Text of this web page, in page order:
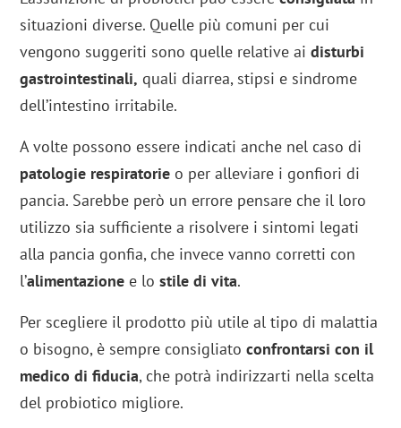
situazioni diverse. Quelle più comuni per cui
vengono suggeriti sono quelle relative aidisturbi
gastrointestinali, quali diarrea, stipsi e sindrome
dell’intestino irritabile.
A volte possono essere indicati anche nel caso di
patologie respiratorie o per alleviare i gonfiori di
pancia. Sarebbe però un errore pensare che il loro
utilizzo sia sufficiente a risolvere i sintomi legati
alla pancia gonfia, che invece vanno corretti con
l’alimentazione e lostile di vita.
Per scegliere il prodotto più utile al tipo di malattia
o bisogno, è sempre consigliatoconfrontarsi con il
medico di fiducia, che potrà indirizzarti nella scelta
del probiotico migliore.